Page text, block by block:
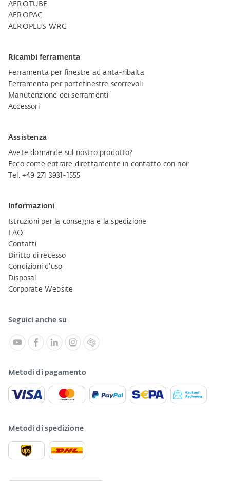
AEROTUBE
AEROPAC
AEROPLUS WRG
Ricambi ferramenta
Ferramenta per finestre ad anta-ribalta
Ferramenta per portefinestre scorrevoli
Manutenzione dei serramenti
Accessori
Assistenza
Avete domande sul nostro prodotto?
Ecco come entrare direttamente in contatto con noi:
Tel. +49 271 3931-1555
Informazioni
Istruzioni per la consegna e la spedizione
FAQ
Contatti
Diritto di recesso
Condizioni d'uso
Disposal
Corporate Website
Seguici anche su
Metodi di pagamento
Metodi di spedizione